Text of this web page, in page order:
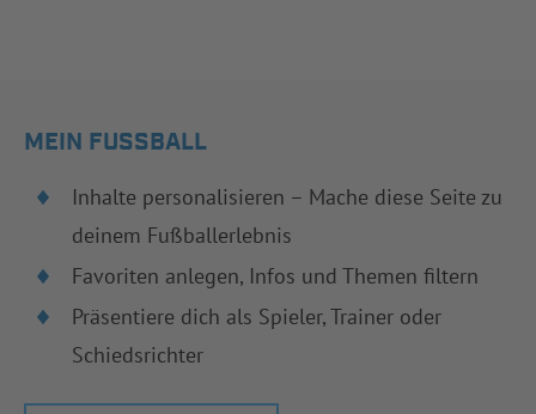
MEIN FUSSBALL
Inhalte personalisieren – Mache diese Seite zu
deinem Fußballerlebnis
Favoriten anlegen, Infos und Themen filtern
Präsentiere dich als Spieler, Trainer oder
Schiedsrichter